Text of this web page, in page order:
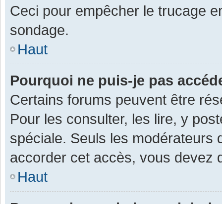
Ceci pour empêcher le trucage
sondage.
Haut
Pourquoi ne puis-je pas
Certains forums peuvent être
Pour les consulter, les lire, y
spéciale. Seuls les modérateurs
accorder cet accès, vous devez
Haut